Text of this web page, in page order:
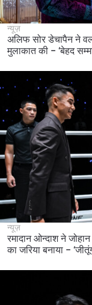
न्यूज़
अलिफ सोर डेचापैन ने
मुलाकात की – ‘बेहद
न्यूज़
रमादान ओन्दाश ने
का जरिया बनाया –